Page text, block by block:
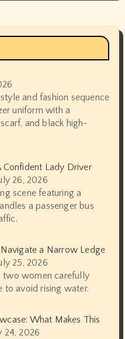
and fashion sequence
uniform with a
and black high-
Confident Lady Driver
26, 2026
scene featuring a
a passenger bus
a Narrow Ledge
25, 2026
two women carefully
to avoid rising water.
What Makes This
24, 2026